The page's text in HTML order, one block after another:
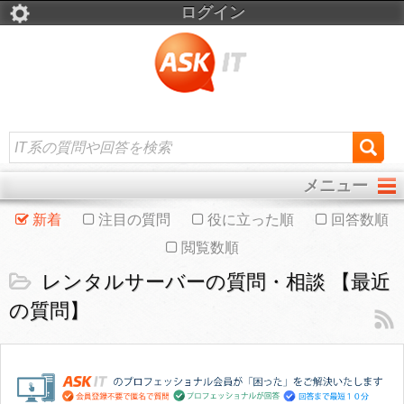
ログイン
メニュー
新着 注目の質問 役に立った順
回答数順
閲覧数順
レンタルサーバーの質問・相談 【最近
の質問】